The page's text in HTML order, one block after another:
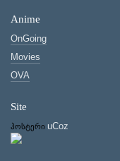
Anime
OnGoing
Movies
OVA
Site
ჰოსტერი uCoz